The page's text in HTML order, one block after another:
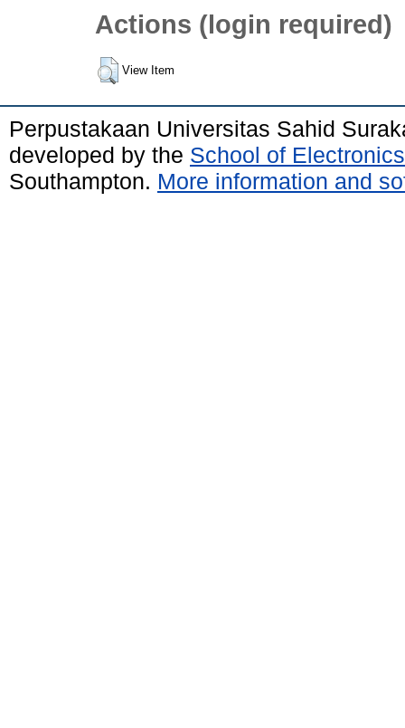
Actions (login required)
View Item
Perpustakaan Universitas Sahid
developed by the School of
Southampton. More information and